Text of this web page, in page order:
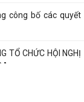
công bố các quyết
TỔ CHỨC HỘI NGHỊ